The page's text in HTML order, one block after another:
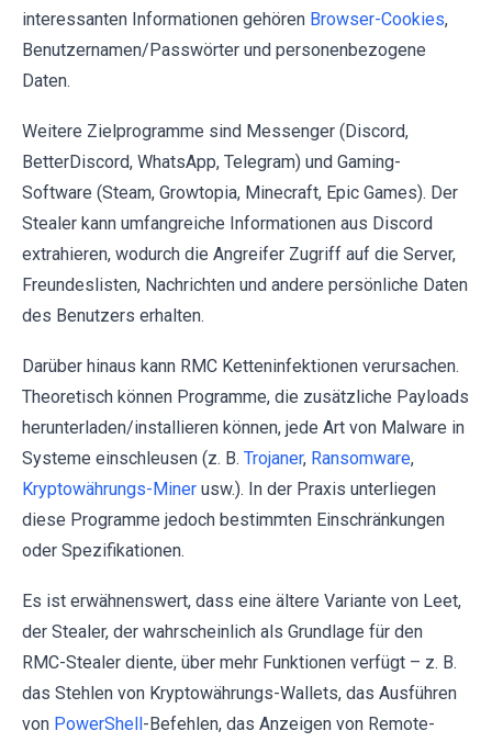
interessanten Informationen gehören Browser-Cookies,
Benutzernamen/Passwörter und personenbezogene
Daten.
Weitere Zielprogramme sind Messenger (Discord,
BetterDiscord, WhatsApp, Telegram) und Gaming-
Software (Steam, Growtopia, Minecraft, Epic Games). Der
Stealer kann umfangreiche Informationen aus Discord
extrahieren, wodurch die Angreifer Zugriff auf die Server,
Freundeslisten, Nachrichten und andere persönliche Daten
des Benutzers erhalten.
Darüber hinaus kann RMC Ketteninfektionen verursachen.
Theoretisch können Programme, die zusätzliche Payloads
herunterladen/installieren können, jede Art von Malware in
Systeme einschleusen (z. B. Trojaner, Ransomware,
Kryptowährungs-Miner usw.). In der Praxis unterliegen
diese Programme jedoch bestimmten Einschränkungen
oder Spezifikationen.
Es ist erwähnenswert, dass eine ältere Variante von Leet,
der Stealer, der wahrscheinlich als Grundlage für den
RMC-Stealer diente, über mehr Funktionen verfügt – z. B.
das Stehlen von Kryptowährungs-Wallets, das Ausführen
von PowerShell-Befehlen, das Anzeigen von Remote-